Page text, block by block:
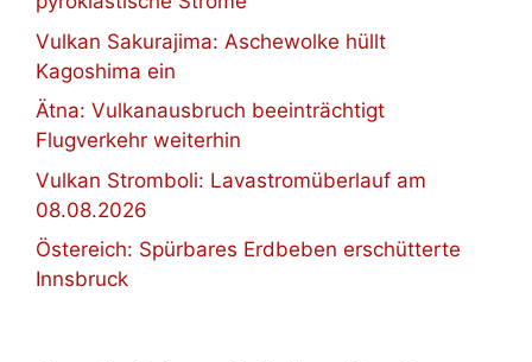
Vulkan Sakurajima: Aschewolke hüllt
Kagoshima ein
Ätna: Vulkanausbruch beeinträchtigt
Flugverkehr weiterhin
Vulkan Stromboli: Lavastromüberlauf am
08.08.2026
Östereich: Spürbares Erdbeben erschütterte
Innsbruck